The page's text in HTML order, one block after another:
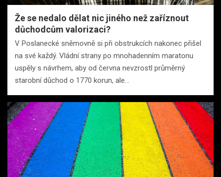
Že se nedalo dělat nic jiného než zaříznout
důchodcům valorizaci?
V Poslanecké sněmovně si při obstrukcích nakonec přišel
na své každý. Vládní strany po mnohadenním maratonu
uspěly s návrhem, aby od června nevzrostl průměrný
starobní důchod o 1770 korun, ale…